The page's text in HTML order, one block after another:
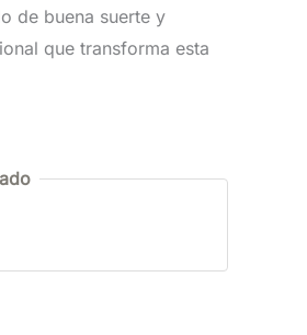
de buena suerte y
que transforma esta